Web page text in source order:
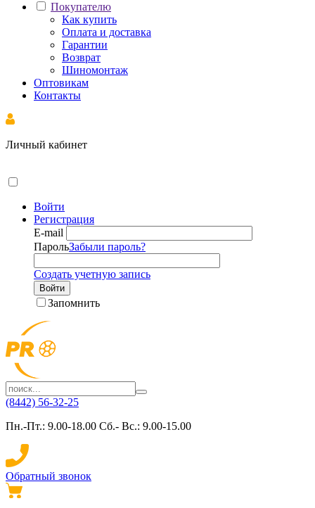
Покупателю
Как купить
Оплата и доставка
Гарантии
Возврат
Шиномонтаж
Оптовикам
Контакты
Личный кабинет
Войти
Регистрация
E-mail
ПарольЗабыли пароль?
Создать учетную запись
Войти
Запомнить
(8442) 56-32-25
Пн.-Пт.: 9.00-18.00 Сб.- Вс.: 9.00-15.00
Обратный звонок